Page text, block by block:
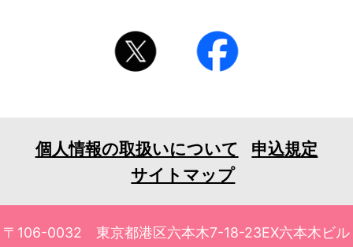
個人情報の取扱いについて
申込規定
サイトマップ
〒106-0032 東京都港区六本木7-18-23EX六本木ビル